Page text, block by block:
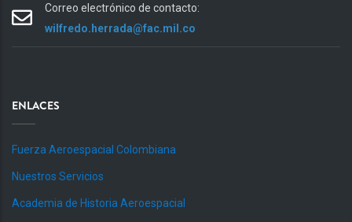
Correo electrónico de contacto:
wilfredo.herrada@fac.mil.co
ENLACES
Fuerza Aeroespacial Colombiana
Nuestros Servicios
Academia de Historia Aeroespacial